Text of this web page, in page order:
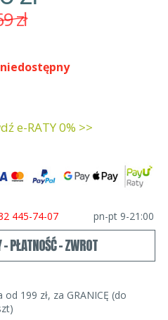
zł
e-RATY 0% >>
445-74-07 pn-pt 9-21:00
PŁATNOŚĆ - ZWROT
199 zł, za GRANICĘ (do